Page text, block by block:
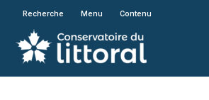
En poursuivant
Recherche Menu Contenu